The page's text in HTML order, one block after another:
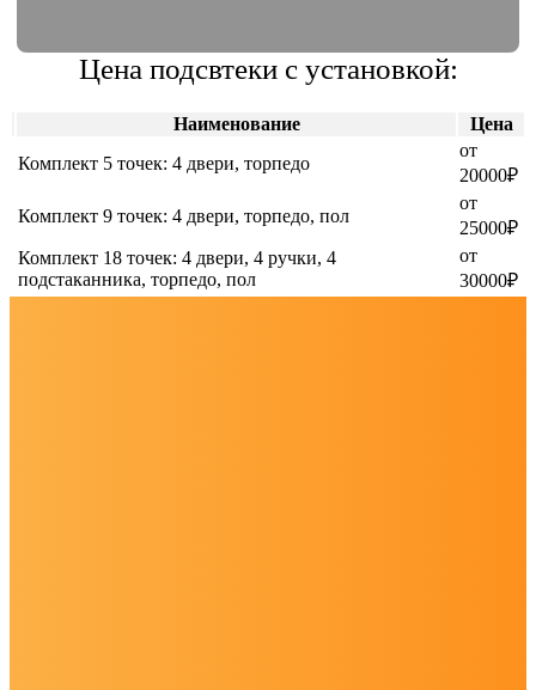
Цена подсвтеки с установкой:
Наименование
Цена
Комплект 5 точек: 4 двери, торпедо
от
20000₽
Комплект 9 точек: 4 двери, торпедо, пол
от
25000₽
Комплект 18 точек: 4 двери, 4 ручки, 4
подстаканника, торпедо, пол
от
30000₽